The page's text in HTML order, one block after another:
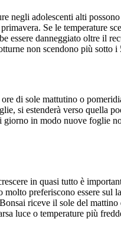
negli adolescenti alti
Se le temperature
danneggiato oltre il
non scendono più sotto
di sole mattutino o
si estenderà verso quella
giorno in modo nuove foglie
in quasi tutto è
preferiscono essere sul
riceve il sole del
luce o temperature più